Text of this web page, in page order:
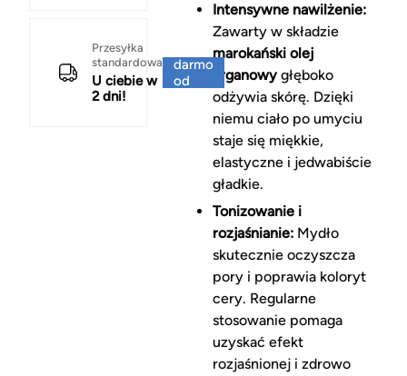
Przesyłka
standardowa
U ciebie w
2 dni!
darmo
od
Intensywne nawilżenie:
Zawarty w składzie
marokański olej
arganowygłęboko
odżywia skórę. Dzięki
niemu ciało po umyciu
staje się miękkie,
elastyczne i jedwabiście
gładkie.
Tonizowanie i
rozjaśnianie:Mydło
skutecznie oczyszcza
pory i poprawia koloryt
cery. Regularne
stosowanie pomaga
uzyskać efekt
rozjaśnionej i zdrowo